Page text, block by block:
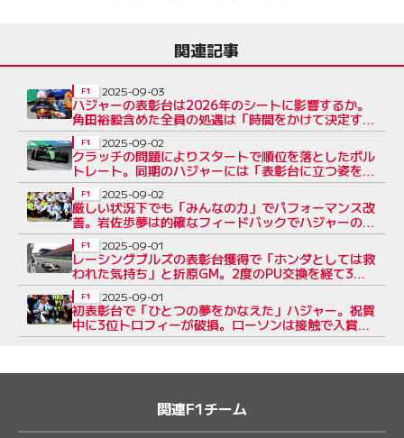
関連記事
ハジャーの表彰台は2026年のシートに影響するか。
角田裕毅含めた全員の処遇は「時間をかけて決定す
る」とレッドブル代表
F1 2025-09-03
クラッチの問題によりスタートで順位を落としたボル
トレート。同期のハジャーには「表彰台に立つ姿を見
れて嬉しい」と祝福
F1 2025-09-02
厳しい状況下でも「みんなの力」でパフォーマンス改
善。岩佐歩夢は的確なフィードバックでハジャーの初
表彰台に貢献
F1 2025-09-02
レーシングブルズの表彰台獲得で「ホンダとしては救
われた気持ち」と折原GM。2度のPU交換を経て3位
入賞のハジャーに感謝
F1 2025-09-01
初表彰台で「ひとつの夢をかなえた」ハジャー。祝賀
中に3位トロフィーが破損。ローソンは接触で入賞の
チャンスを失う
F1 2025-09-01
関連F1チーム